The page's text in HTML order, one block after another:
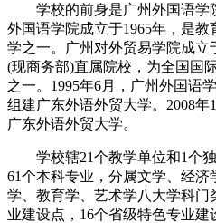
学校的前身是广州外国语学
外国语学院成立于1965年，是
学之一。广州对外贸易学院成立
(现商务部)直属院校，为全国国
之一。1995年6月，广州外国语
组建广东外语外贸大学。2008年
广东外语外贸大学。
学校辖21个教学单位和1个独
61个本科专业，分属文学、经
学、教育学、艺术学八大学科门
业建设点，16个省级特色专业